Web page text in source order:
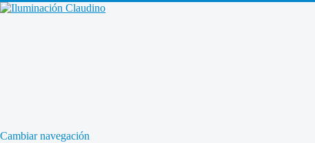
Cambiar navegación